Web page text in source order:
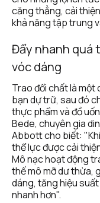
căng thẳng, cải
khả năng tập trung
Đẩy nhanh quá
vóc dáng
Trao đổi chất là một
bạn dự trữ, sau đó
thực phẩm và đồ
Bede, chuyên gia
Abbott cho biết:
thể lực được cải
Mô nạc hoạt động
thế mô mỡ dư thừa,
dáng, tăng hiệu
nhanh hơn".